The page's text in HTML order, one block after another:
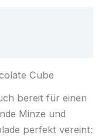
Cube
bereit für einen
Minze und
perfekt vereint: